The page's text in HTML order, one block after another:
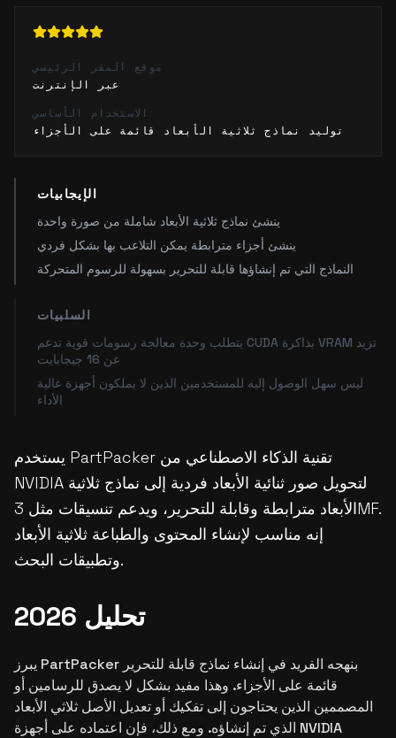
موقع المقر الرئيسي
عبر الإنترنت
الاستخدام الأساسي
توليد نماذج ثلاثية الأبعاد قائمة على الأجزاء
الإيجابيات
ينشئ نماذج ثلاثية الأبعاد شاملة من صورة واحدة
ينشئ أجزاء مترابطة يمكن التلاعب بها بشكل فردي
النماذج التي تم إنشاؤها قابلة للتحرير بسهولة للرسوم المتحركة
السلبيات
يتطلب وحدة معالجة رسومات قوية تدعم CUDA بذاكرة VRAM تزيد
عن 16 جيجابايت
ليس سهل الوصول إليه للمستخدمين الذين لا يملكون أجهزة عالية
الأداء
يستخدم PartPacker تقنية الذكاء الاصطناعي من
NVIDIA لتحويل صور ثنائية الأبعاد فردية إلى نماذج ثلاثية
الأبعاد مترابطة وقابلة للتحرير، ويدعم تنسيقات مثل 3MF.
إنه مناسب لإنشاء المحتوى والطباعة ثلاثية الأبعاد
وتطبيقات البحث.
تحليل 2026
يبرز PartPacker بنهجه الفريد في إنشاء نماذج قابلة للتحرير
قائمة على الأجزاء. وهذا مفيد بشكل لا يصدق للرسامين أو
المصممين الذين يحتاجون إلى تفكيك أو تعديل الأصل ثلاثي الأبعاد
الذي تم إنشاؤه. ومع ذلك، فإن اعتماده على أجهزة NVIDIA